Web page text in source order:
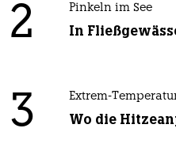
2 Pinkeln im See
In
3 Extrem-
Wo die